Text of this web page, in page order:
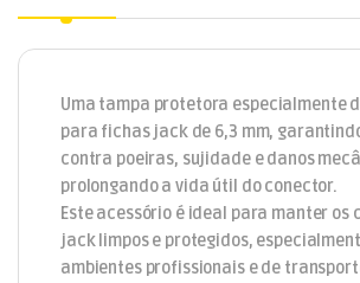
Uma tampa protetora especialmente
para fichas jack de 6,3 mm,
contra poeiras, sujidade e danos
prolongando a vida útil do conector.
Este acessório é ideal para manter os
jack limpos e protegidos,
ambientes profissionais e de